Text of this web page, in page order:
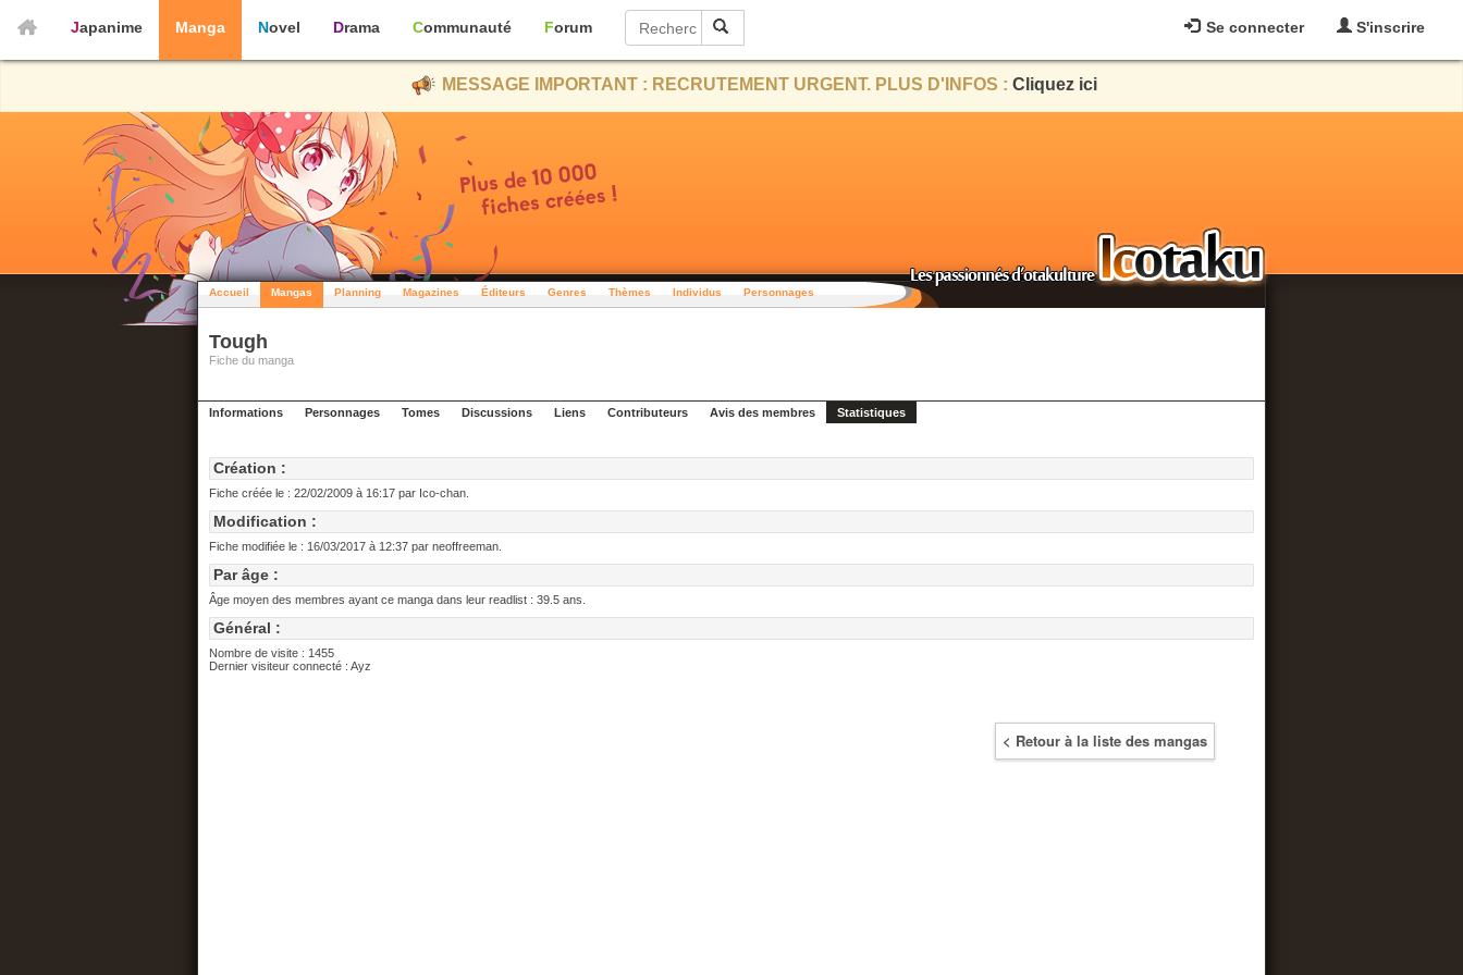
Se connecter S'inscrire
Japanime Manga Novel Drama Communauté Forum
MESSAGE IMPORTANT : RECRUTEMENT URGENT. PLUS D'INFOS : Cliquez ici
Accueil Mangas Planning Magazines Éditeurs Genres Thèmes Individus Personnages
Tough
Fiche du manga
Informations Personnages Tomes Discussions Liens Contributeurs Avis des membres Statistiques
Création :
Fiche créée le : 22/02/2009 à 16:17 par Ico-chan.
Modification :
Fiche modifiée le : 16/03/2017 à 12:37 par neoffreeman.
Par âge :
Âge moyen des membres ayant ce manga dans leur readlist : 39.5 ans.
Général :
Nombre de visite : 1455
Dernier visiteur connecté : Ayz
< Retour à la liste des mangas